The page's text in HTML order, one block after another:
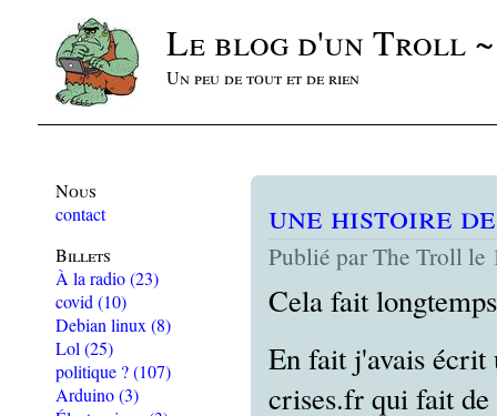
Le blog d'un Troll
Un peu de tout et de rien
Nous
contact
Billets
À la radio(23)
covid (10)
Debian linux (8)
Lol (25)
politique ?(107)
Arduino(3)
une histoire
Publié par The Troll le
Cela fait
En fait j'avais écrit
crises.fr qui fait de